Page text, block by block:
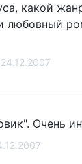
какой
любовный
24.12.2007
Очень